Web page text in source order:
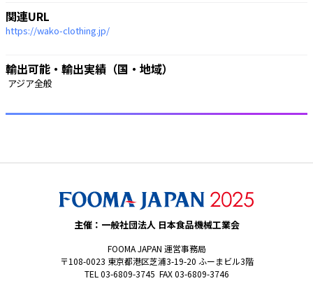
関連URL
https://wako-clothing.jp/
輸出可能・輸出実績（国・地域）
アジア全般
主催：一般社団法人 日本食品機械工業会
FOOMA JAPAN 運営事務局
〒108-0023 東京都港区芝浦3-19-20 ふーまビル3階
TEL 03-6809-3745 FAX 03-6809-3746